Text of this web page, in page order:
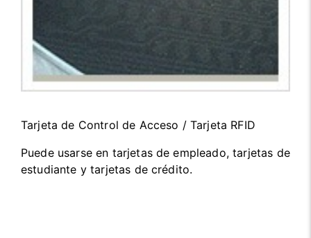
Tarjeta de Control de Acceso / Tarjeta RFID
Puede usarse en tarjetas de empleado, tarjetas de
estudiante y tarjetas de crédito.